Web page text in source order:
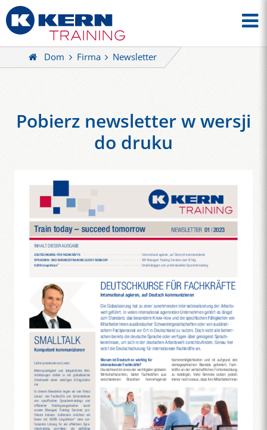
Dom Firma Newsletter
Pobierz newsletter w wersji
do druku